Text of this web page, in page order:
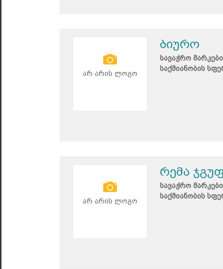
არ არის ლოგო
ბიურო
სავაჭრო
საქმიანობის
არ არის ლოგო
რემა
სავაჭრო
საქმიანობის